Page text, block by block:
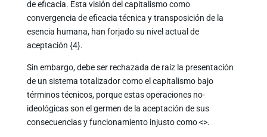
de eficacia. Esta visión del capitalismo como
convergencia de eficacia técnica y transposición de la
esencia humana, han forjado su nivel actual de
aceptación {4}.
Sin embargo, debe ser rechazada de raíz la presentación
de un sistema totalizador como el capitalismo bajo
términos técnicos, porque estas operaciones no-
ideológicas son el germen de la aceptación de sus
consecuencias y funcionamiento injusto como <>.